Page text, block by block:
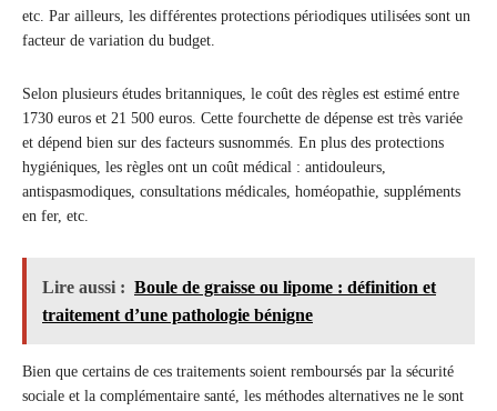
etc. Par ailleurs, les différentes protections périodiques utilisées sont un
facteur de variation du budget.
Selon plusieurs études britanniques, le coût des règles est estimé entre
1730 euros et 21 500 euros. Cette fourchette de dépense est très variée
et dépend bien sur des facteurs susnommés. En plus des protections
hygiéniques, les règles ont un coût médical : antidouleurs,
antispasmodiques, consultations médicales, homéopathie, suppléments
en fer, etc.
Lire aussi : Boule de graisse ou lipome : définition et
traitement d’une pathologie bénigne
Bien que certains de ces traitements soient remboursés par la sécurité
sociale et la complémentaire santé, les méthodes alternatives ne le sont